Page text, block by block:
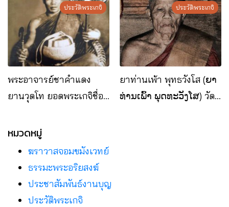
ประวัติพระเกจิ
พระอาจารย์ชาคำแดง
ยานวุดโท ยอดพระเกจิชื่อ
ประวัติพระเกจิ
ยาท่านเพ้า พุทธวังโส (ຍາ
ທ່ານເພົ້າ ພຸດທະວັງໂສ) วัด
หมวดหมู่
ฆราวาสจอมขมังเวทย์
ธรรมะพระอริยสงฆ์
ประชาสัมพันธ์งานบุญ
ประวัติพระเกจิ